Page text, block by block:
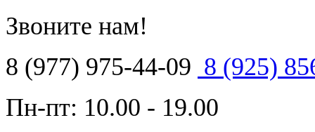
Звоните нам!
8 (977) 975-44-09 8 (925)
Пн-пт: 10.00 - 19.00